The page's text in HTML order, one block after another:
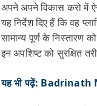
अपने अपने विकास करो में
यह निर्देश दिए हैं कि वह
सामान्य पूर्ण के निस्तारण
इन अपशिष्ट को सुरक्षित
यह भी पढ़ें: Badrinath